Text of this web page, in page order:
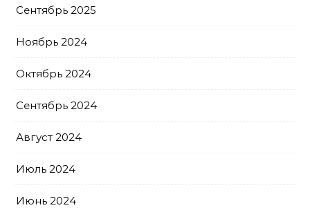
Сентябрь 2025
Ноябрь 2024
Октябрь 2024
Сентябрь 2024
Август 2024
Июль 2024
Июнь 2024